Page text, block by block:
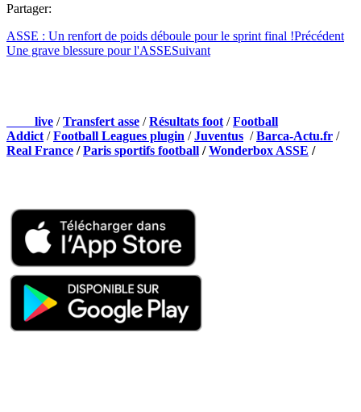
Partager:
ASSE : Un renfort de poids déboule pour le sprint final !Précédent
Une grave blessure pour l'ASSESuivant
live /Transfert asse /Résultats foot /Football
Addict /Football Leagues plugin /Juventus /Barca-Actu.fr /
Real France /Paris sportifs football /Wonderbox ASSE /